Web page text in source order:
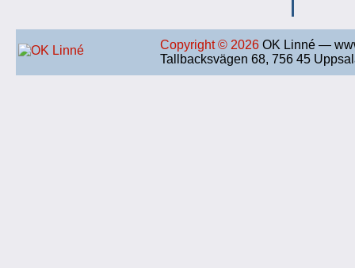
Copyright © 2026 OK Linné —
Tallbacksvägen 68, 756 45